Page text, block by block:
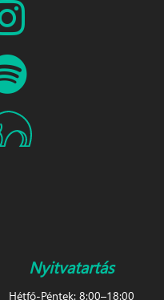
Nyitvatartás
Hétfő-Péntek: 8:00–18:00